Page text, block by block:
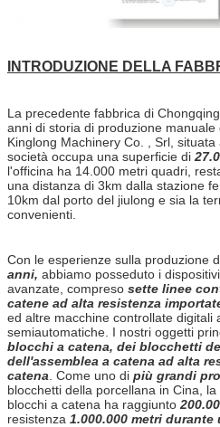
INTRODUZIONE DELLA
La precedente fabbrica di
anni di storia di produzione
Kinglong Machinery Co. , Srl,
società occupa una superficie di
l'officina ha 14.000 metri quadri,
una distanza di 3km dalla stazione
10km dal porto del jiulong e sia la
convenienti.
Con le esperienze sulla produzione
anni, abbiamo posseduto i
avanzate, compreso sette linee
catene ad alta resistenza
ed altre macchine controllate digitali
semiautomatiche. I nostri oggetti
blocchi a catena, dei blocchetti
dell'assemblea a catena ad alta
catena . Come uno di più grandi
blocchetti della porcellana in Cina,
blocchi a catena ha raggiunto
resistenza 1.000.000 metri durante